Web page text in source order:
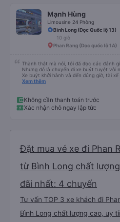
được đưa đến ga bằng xe buýt nhỏ. Họ
suốt chuyến đi, và có thể sẽ có những
chọn công ty này và đặt chỗ ngồi VIP.
Mạnh Hùng
Limousine 24 Phòng
Bình Long (Dọc Quốc lộ 13)
10 giờ
Phan Rang (Dọc quốc lộ 1A)
Thành thật mà nói, tôi đã đọc các đánh
Nhưng đó là chuyến đi xe buýt tuyệt vời
Xe buýt khởi hành và đến đúng giờ, tài
dù vẫn hơi xóc, nhưng đó là đặc trưng
Xem thêm
Không cần thanh toán trước
Xác nhận chỗ ngay lập tức
Đặt mua vé xe đi Phan
từ Bình Long chất
đãi nhất: 4 chuyến
Tư vấn TOP 3 xe khách đi
Bình Long chất lượng cao, uy